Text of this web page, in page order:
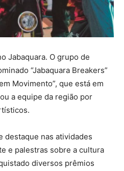
Jabaquara. O grupo de
“Jabaquara Breakers”
Movimento”, que está em
a equipe da região por
destaque nas atividades
e palestras sobre a cultura
diversos prêmios